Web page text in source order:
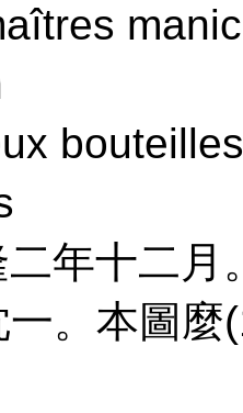
年十二
。本圖